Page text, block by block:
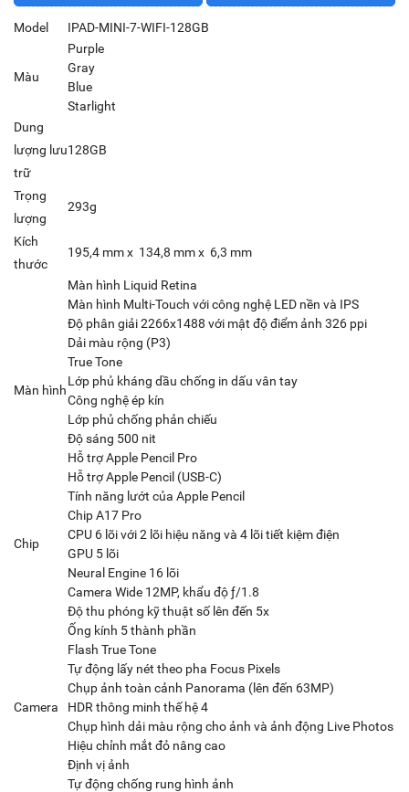
Model IPAD-MINI-7-WIFI-128GB
Màu
Purple
Gray
Blue
Starlight
Dung
lượng lưu
trữ
128GB
Trọng
lượng
293g
Kích
thước
195,4 mm x 134,8 mm x 6,3 mm
Màn hình
Màn hình Liquid Retina
Màn hình Multi-Touch với công nghệ LED nền và IPS
Độ phân giải 2266x1488 với mật độ điểm ảnh 326 ppi
Dải màu rộng (P3)
True Tone
Lớp phủ kháng dầu chống in dấu vân tay
Công nghệ ép kín
Lớp phủ chống phản chiếu
Độ sáng 500 nit
Hỗ trợ Apple Pencil Pro
Hỗ trợ Apple Pencil (USB‑C)
Tính năng lướt của Apple Pencil
Chip
Chip A17 Pro
CPU 6 lõi với 2 lõi hiệu năng và 4 lõi tiết kiệm điện
GPU 5 lõi
Neural Engine 16 lõi
Camera
Camera Wide 12MP, khẩu độ ƒ/1.8
Độ thu phóng kỹ thuật số lên đến 5x
Ống kính 5 thành phần
Flash True Tone
Tự động lấy nét theo pha Focus Pixels
Chụp ảnh toàn cảnh Panorama (lên đến 63MP)
HDR thông minh thế hệ 4
Chụp hình dải màu rộng cho ảnh và ảnh động Live Photos
Hiệu chỉnh mắt đỏ nâng cao
Định vị ảnh
Tự động chống rung hình ảnh